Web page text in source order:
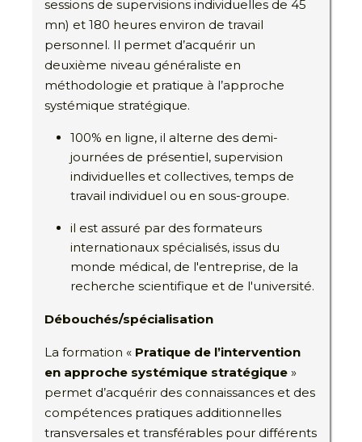
sessions de supervisions individuelles de 45
mn) et 180 heures environ de travail
personnel. Il permet d’acquérir un
deuxième niveau généraliste en
méthodologie et pratique à l’approche
systémique stratégique.
100% en ligne, il alterne des demi-
journées de présentiel, supervision
individuelles et collectives, temps de
travail individuel ou en sous-groupe.
il est assuré par des formateurs
internationaux spécialisés, issus du
monde médical, de l'entreprise, de la
recherche scientifique et de l'université.
Débouchés/spécialisation
La formation « Pratique de l’intervention
en approche systémique stratégique »
permet d’acquérir des connaissances et des
compétences pratiques additionnelles
transversales et transférables pour différents